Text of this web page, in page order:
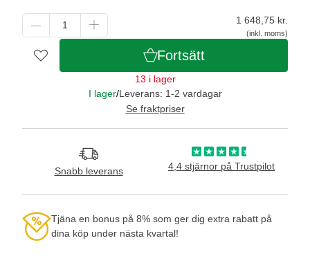
1 648,75 kr.
(inkl. moms)
Fortsätt
13 i lager
I lager/Leverans: 1-2 vardagar
Se fraktpriser
Snabb leverans 4,4 stjärnor på Trustpilot
Tjäna en bonus på 8% som ger dig extra rabatt på
dina köp under nästa kvartal!